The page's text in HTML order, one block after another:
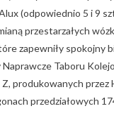
(odpowiednio 5 i 9
przestarzałych
zapewniły spokojny
Taboru
produkowanych przez
przedziałowych